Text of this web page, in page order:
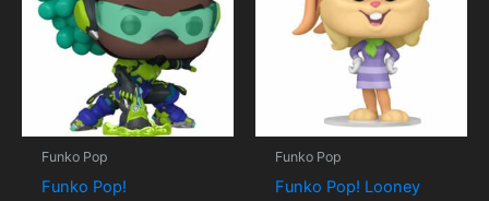
Funko Pop
Funko Pop!
Funko Pop
Funko Pop! Looney